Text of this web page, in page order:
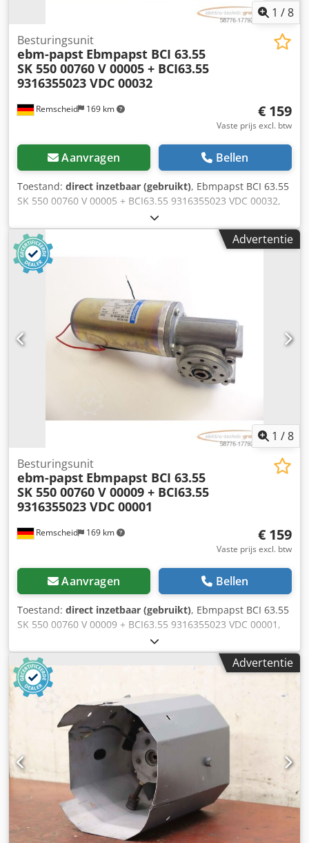
1 /8
Remscheid 169 km
Besturingsunit
ebm-papst Ebmpapst BCI 63.55
SK 550 00760 V 00005 + BCI63.55
9316355023 VDC 00032
€ 159
Vaste prijs excl. btw
Aanvragen Bellen
Toestand: direct inzetbaar (gebruikt), Ebmpapst BCI 63.55
SK 550 00760 V 00005 + BCI63.55 9316355023 VDC 00032,
gebruikt, zo goed als nieuw, 100% functioneel,
leveringsomvang conform foto's Dkedsu T Uurjpfx Acker
Advertentie
1 /8
Remscheid 169 km
Besturingsunit
ebm-papst Ebmpapst BCI 63.55
SK 550 00760 V 00009 + BCI63.55
9316355023 VDC 00001
€ 159
Vaste prijs excl. btw
Aanvragen Bellen
Toestand: direct inzetbaar (gebruikt), Ebmpapst BCI 63.55
SK 550 00760 V 00009 + BCI63.55 9316355023 VDC 00001,
gebruikt, zo goed als nieuw, 100% functioneel,
leveringsomvang conform foto's Dedpfx Acsu T Uu Sokjkr
Advertentie